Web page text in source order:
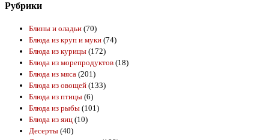
Рубрики
Блины и оладьи (70)
Блюда из круп и муки (74)
Блюда из курицы (172)
Блюда из морепродуктов (18)
Блюда из мяса (201)
Блюда из овощей (133)
Блюда из птицы (6)
Блюда из рыбы (101)
Блюда из яиц (10)
Десерты (40)